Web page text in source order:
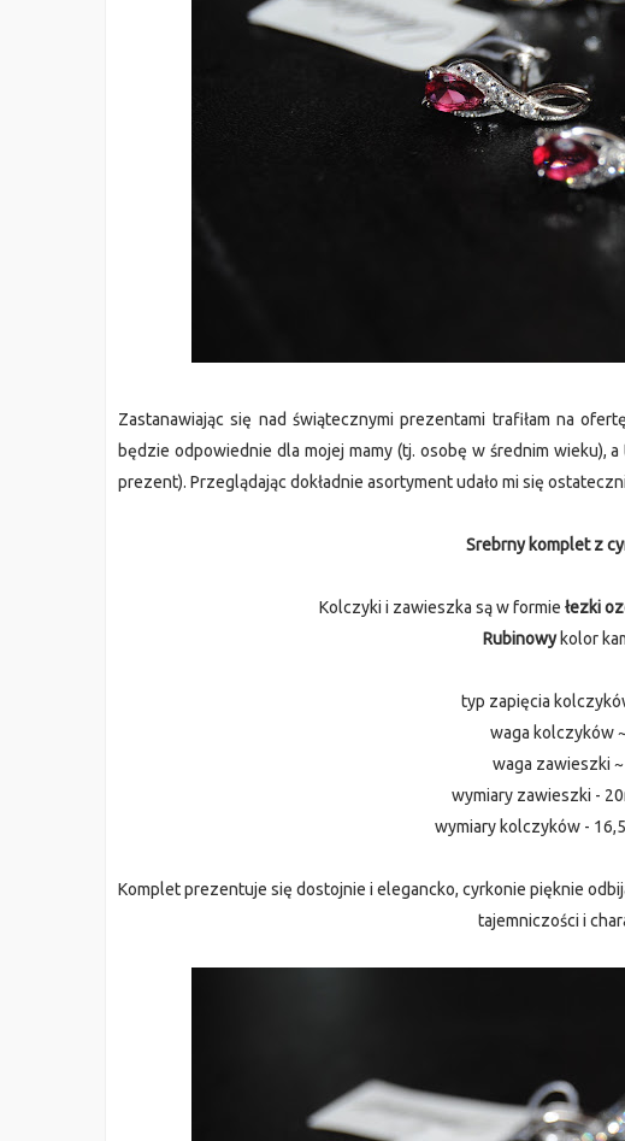
Zastanawiając się nad świątecznymi prezentami trafiłam na
będzie odpowiednie dla mojej mamy (tj. osobę w średnim wieku),
prezent). Przeglądając dokładnie asortyment udało mi się
Srebrny komplet z
Kolczyki i zawieszka są w formie łezki
Rubinowykolor
typ zapięcia
waga kolczyków
waga zawieszki
wymiary zawieszki -
wymiary kolczyków -
Komplet prezentuje się dostojnie i elegancko, cyrkonie pięknie
tajemniczości i